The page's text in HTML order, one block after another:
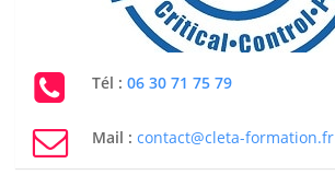
Tél : 06 30 71 75 79
Mail : contact@cleta-formation.fr